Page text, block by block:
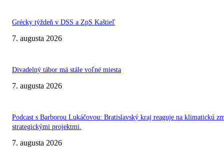
Grécky týždeň v DSS a ZpS Kaštieľ
7. augusta 2026
Divadelný tábor má stále voľné miesta
7. augusta 2026
Podcast s Barborou Lukáčovou: Bratislavský kraj reaguje na klimatickú
strategickými projektmi.
7. augusta 2026